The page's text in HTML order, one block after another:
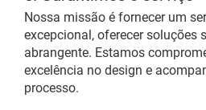
Nossa missão é fornecer um
excepcional, oferecer soluções
abrangente. Estamos
excelência no design e
processo.